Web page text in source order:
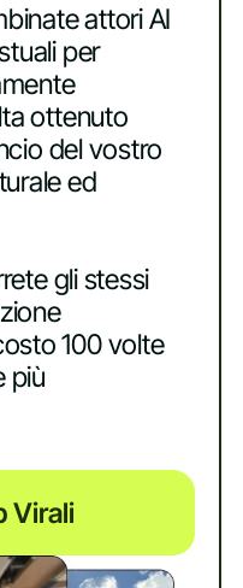
attori AI
per
ottenuto
del vostro
ed
gli stessi
100 volte
più
Virali